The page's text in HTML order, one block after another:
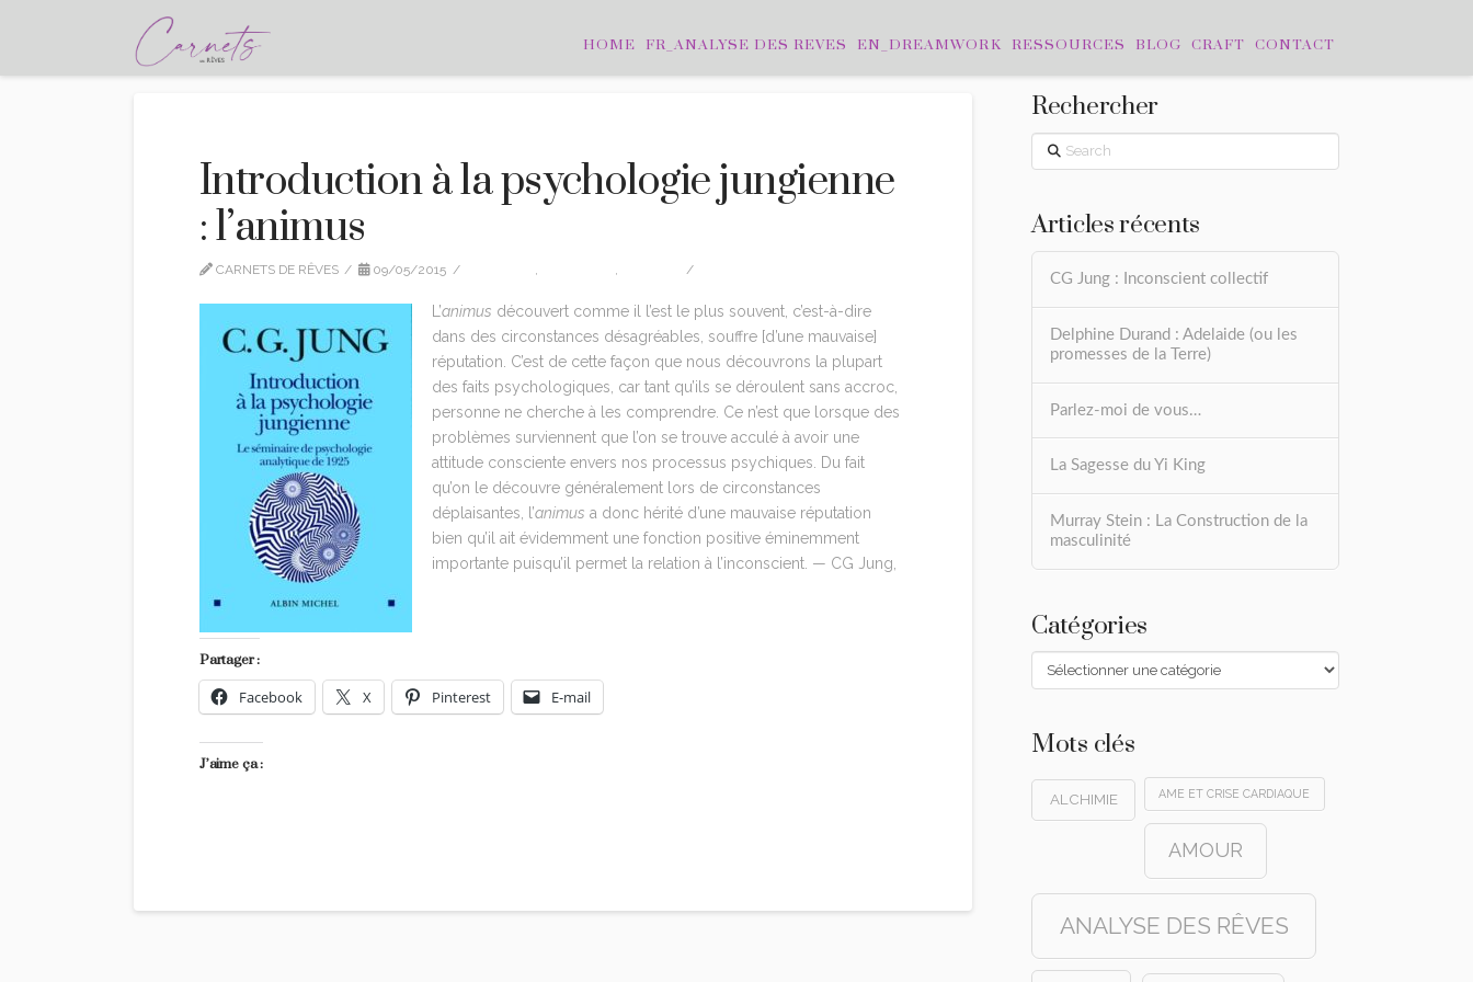
HOME FR_ANALYSE DES REVES EN_DREAMWORK RESSOURCES BLOG CRAFT CONTACT
Introduction à la psychologie jungienne
: l’animus
CARNETS DE RÊVES 09/05/2015 , ,
L’animus découvert comme il l’est le plus souvent, c’est-à-dire
dans des circonstances désagréables, souffre [d’une mauvaise]
réputation. C’est de cette façon que nous découvrons la plupart
des faits psychologiques, car tant qu’ils se déroulent sans accroc,
personne ne cherche à les comprendre. Ce n’est que lorsque des
problèmes surviennent que l’on se trouve acculé à avoir une
attitude consciente envers nos processus psychiques. Du fait
qu’on le découvre généralement lors de circonstances
déplaisantes, l’animus a donc hérité d’une mauvaise réputation
bien qu’il ait évidemment une fonction positive éminemment
importante puisqu’il permet la relation à l’inconscient. — CG Jung,
Partager :
Facebook X Pinterest E-mail
J’aime ça :
Rechercher
Search
Articles récents
CG Jung : Inconscient collectif
Delphine Durand : Adelaide (ou les
promesses de la Terre)
Parlez-moi de vous…
La Sagesse du Yi King
Murray Stein : La Construction de la
masculinité
Catégories
Catégories
Mots clés
ALCHIMIE AME ET CRISE CARDIAQUE
AMOUR
ANALYSE DES RÊVES